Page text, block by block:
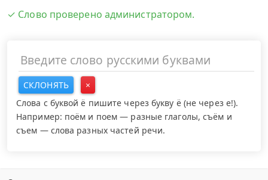
✓ Слово проверено администратором.
СКЛОНЯТЬ
×
Слова с буквой ё пишите через букву ё (не через е!).
Например: поём и поем — разные глаголы, съём и
съем — слова разных частей речи.